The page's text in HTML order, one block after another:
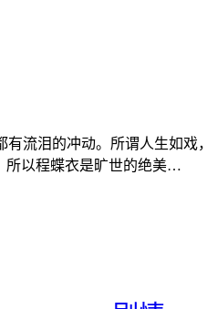
泪的冲动。所谓人生如戏
所以程蝶衣是旷世的绝美…